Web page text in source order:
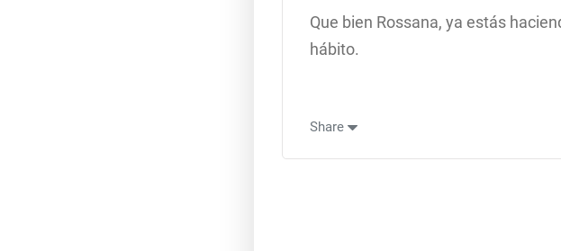
Que bien Rossana, ya estás
hábito.
Share